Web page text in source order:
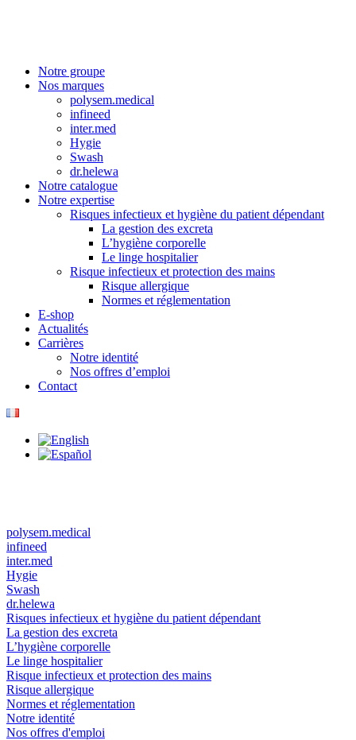
Notre groupe
Nos marques
polysem.medical
infineed
inter.med
Hygie
Swash
dr.helewa
Notre catalogue
Notre expertise
Risques infectieux et hygiène du patient dépendant
La gestion des excreta
L’hygiène corporelle
Le linge hospitalier
Risque infectieux et protection des mains
Risque allergique
Normes et réglementation
E-shop
Actualités
Carrières
Notre identité
Nos offres d’emploi
Contact
polysem.medical
infineed
inter.med
Hygie
Swash
dr.helewa
Risques infectieux et hygiène du patient dépendant
La gestion des excreta
L’hygiène corporelle
Le linge hospitalier
Risque infectieux et protection des mains
Risque allergique
Normes et réglementation
Notre identité
Nos offres d'emploi